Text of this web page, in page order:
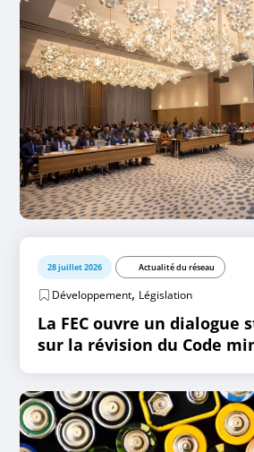
28 juillet 2026 Actualité du réseau
Développement, Législation
La FEC ouvre un dialogue
sur la révision du Code